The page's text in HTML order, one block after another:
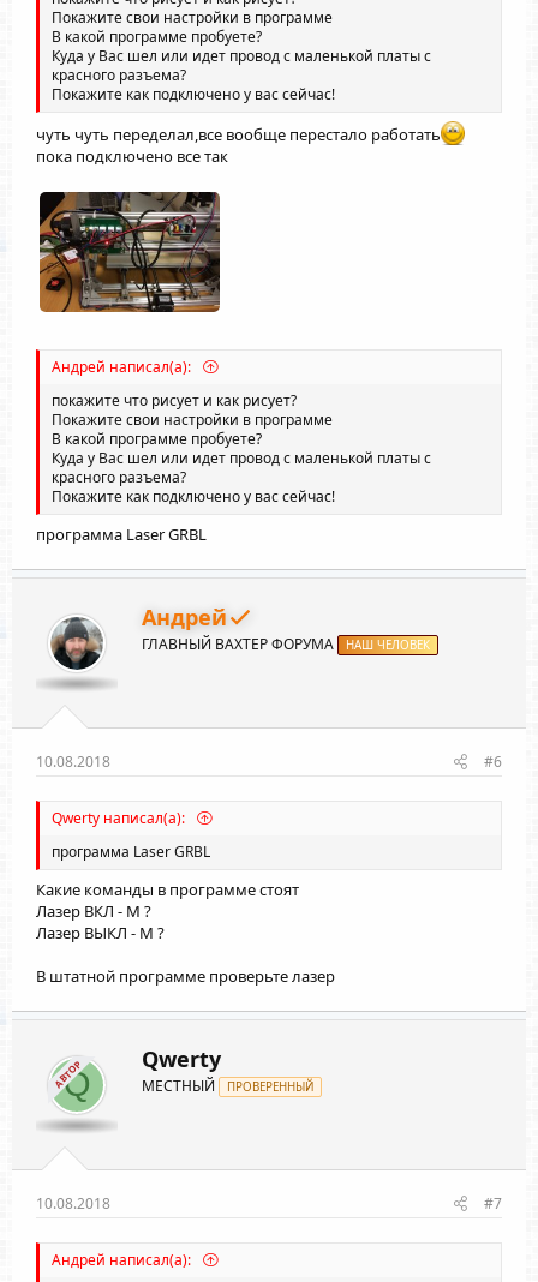
Покажите свои настройки в программе
В какой программе пробуете?
Куда у Вас шел или идет провод с маленькой платы с
красного разъема?
Покажите как подключено у вас сейчас!
чуть чуть переделал,все вообще перестало работать
пока подключено все так
Андрей написал(а):
покажите что рисует и как рисует?
Покажите свои настройки в программе
В какой программе пробуете?
Куда у Вас шел или идет провод с маленькой платы с
красного разъема?
Покажите как подключено у вас сейчас!
программа Laser GRBL
Андрей
ГЛАВНЫЙ ВАХТЕР ФОРУМА НАШ ЧЕЛОВЕК
10.08.2018 #6
Qwerty написал(а):
программа Laser GRBL
Какие команды в программе стоят
Лазер ВКЛ - М ?
Лазер ВЫКЛ - М ?
В штатной программе проверьте лазер
АВТОР
Q
Qwerty
МЕСТНЫЙ ПРОВЕРЕННЫЙ
10.08.2018 #7
Андрей написал(а):